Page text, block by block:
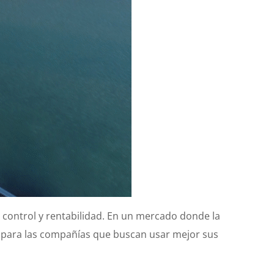
y rentabilidad. En un mercado donde la
las compañías que buscan usar mejor sus